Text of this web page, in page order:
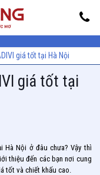
giá tốt tại Hà Nội
giá tốt tại
Hà Nội ở đâu chưa? Vậy thì
thiệu đến các bạn nơi cung
tốt và chiết khấu cao.